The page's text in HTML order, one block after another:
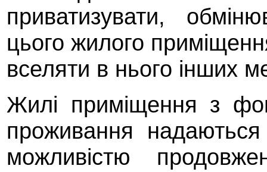
приватизувати,
цього жилого
вселяти в нього інших
Жилі приміщення з
проживання
можливістю